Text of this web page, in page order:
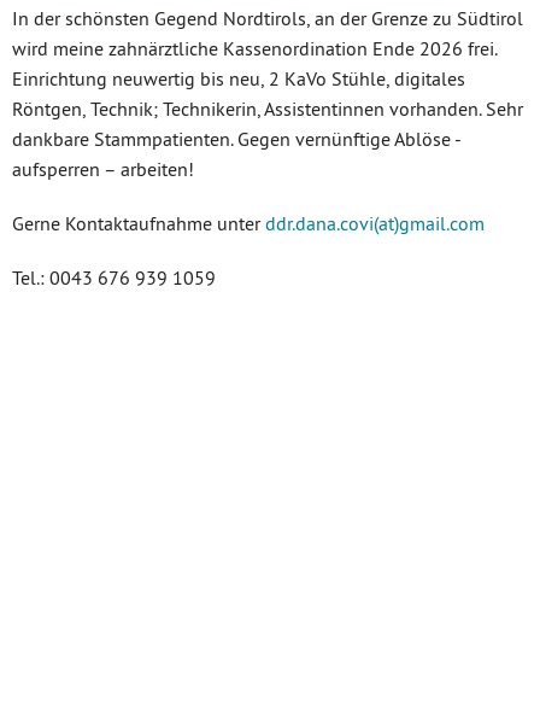
In der schönsten Gegend Nordtirols, an der Grenze zu Südtirol
wird meine zahnärztliche Kassenordination Ende 2026 frei.
Einrichtung neuwertig bis neu, 2 KaVo Stühle, digitales
Röntgen, Technik; Technikerin, Assistentinnen vorhanden. Sehr
dankbare Stammpatienten. Gegen vernünftige Ablöse -
aufsperren – arbeiten!
Gerne Kontaktaufnahme unterddr.dana.covi(at)gmail.com
Tel.: 0043 676 939 1059